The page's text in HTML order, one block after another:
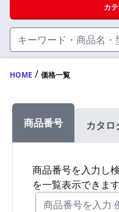
ハンドル・取
FA・A
FB・B
ファスナー・
辺機器
電気錠・インタ
L・LE
製品カタログ
サポート・お問合せ
カ
HOME / 価格一覧
商品番号 カタロ
商品番号を入力し
を一覧表示できます